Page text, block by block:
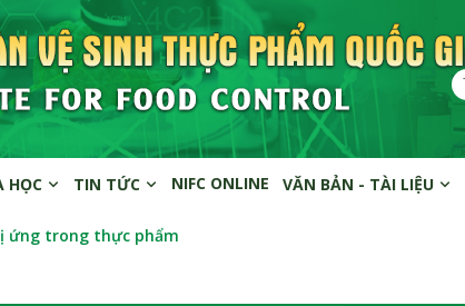
HỌC TIN TỨC NIFC ONLINE VĂN BẢN - TÀI LIỆU
ứng trong thực phẩm